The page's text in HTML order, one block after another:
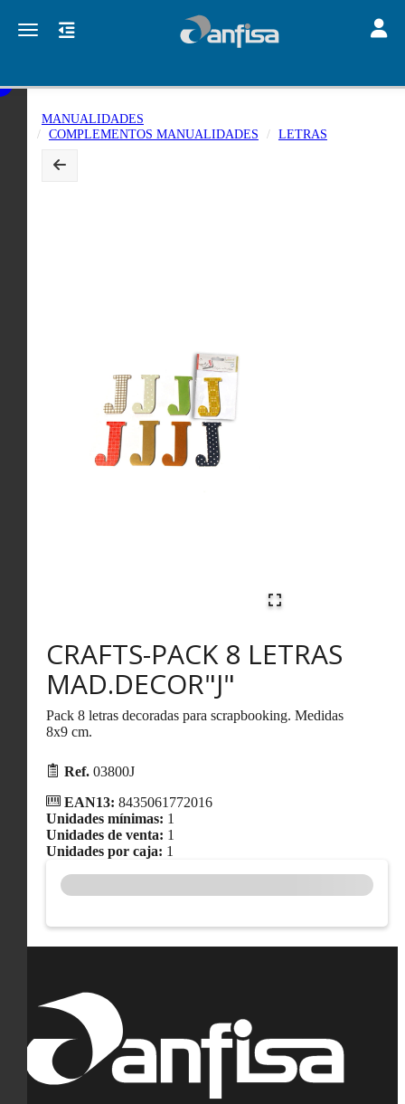
Toggle navigation
MANUALIDADES
COMPLEMENTOS MANUALIDADES
LETRAS
CRAFTS-PACK 8 LETRAS
MAD.DECOR"J"
Pack 8 letras decoradas para scrapbooking. Medidas
8x9 cm.
Ref. 03800J
EAN13: 8435061772016
Unidades mínimas: 1
Unidades de venta: 1
Unidades por caja: 1